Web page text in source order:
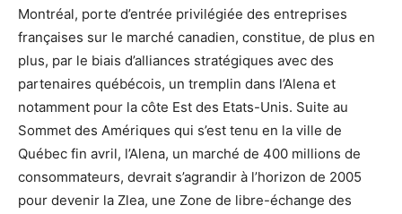
Montréal, porte d’entrée privilégiée des entreprises
françaises sur le marché canadien, constitue, de plus en
plus, par le biais d’alliances stratégiques avec des
partenaires québécois, un tremplin dans l’Alena et
notamment pour la côte Est des Etats-Unis. Suite au
Sommet des Amériques qui s’est tenu en la ville de
Québec fin avril, l’Alena, un marché de 400 millions de
consommateurs, devrait s’agrandir à l’horizon de 2005
pour devenir la Zlea, une Zone de libre-échange des